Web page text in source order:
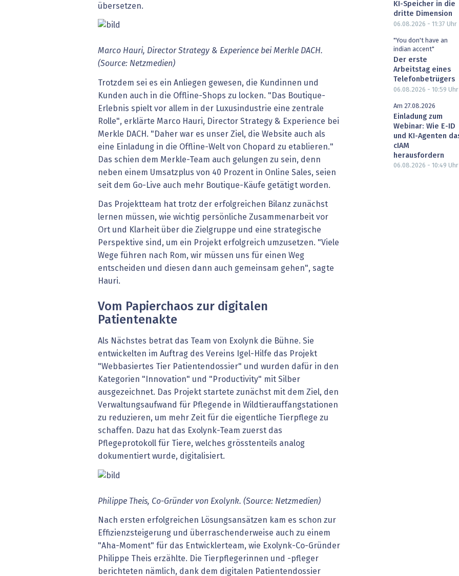
übersetzen.
Marco Hauri, Director Strategy & Experience bei Merkle DACH.
(Source: Netzmedien)
Trotzdem sei es ein Anliegen gewesen, die Kundinnen und
Kunden auch in die Offline-Shops zu locken. "Das Boutique-
Erlebnis spielt vor allem in der Luxusindustrie eine zentrale
Rolle", erklärte Marco Hauri, Director Strategy & Experience bei
Merkle DACH. "Daher war es unser Ziel, die Website auch als
eine Einladung in die Offline-Welt von Chopard zu etablieren."
Das schien dem Merkle-Team auch gelungen zu sein, denn
neben einem Umsatzplus von 40 Prozent in Online Sales, seien
seit dem Go-Live auch mehr Boutique-Käufe getätigt worden.
Das Projektteam hat trotz der erfolgreichen Bilanz zunächst
lernen müssen, wie wichtig persönliche Zusammenarbeit vor
Ort und Klarheit über die Zielgruppe und eine strategische
Perspektive sind, um ein Projekt erfolgreich umzusetzen. "Viele
Wege führen nach Rom, wir müssen uns für einen Weg
entscheiden und diesen dann auch gemeinsam gehen", sagte
Hauri.
Vom Papierchaos zur digitalen
Patientenakte
Als Nächstes betrat das Team von Exolynk die Bühne. Sie
entwickelten im Auftrag des Vereins Igel-Hilfe das Projekt
"Webbasiertes Tier Patientendossier" und wurden dafür in den
Kategorien "Innovation" und "Productivity" mit Silber
ausgezeichnet. Das Projekt startete zunächst mit dem Ziel, den
Verwaltungsaufwand für Pflegende in Wildtierauffangstationen
zu reduzieren, um mehr Zeit für die eigentliche Tierpflege zu
schaffen. Dazu hat das Exolynk-Team zuerst das
Pflegeprotokoll für Tiere, welches grösstenteils analog
dokumentiert wurde, digitalisiert.
Philippe Theis, Co-Gründer von Exolynk. (Source: Netzmedien)
Nach ersten erfolgreichen Lösungsansätzen kam es schon zur
Effizienzsteigerung und überraschenderweise auch zu einem
"Aha-Moment" für das Entwicklerteam, wie Exolynk-Co-Gründer
Philippe Theis erzählte. Die Tierpflegerinnen und -pfleger
berichteten nämlich, dank dem digitalen Patientendossier
KI-Speicher in die
dritte Dimension
06.08.2026 - 11:37 Uhr
"You don't have an
indian accent"
Der erste
Arbeitstag eines
Telefonbetrügers
06.08.2026 - 10:59 Uhr
Am 27.08.2026
Einladung zum
Webinar: Wie E-ID
und KI-Agenten
cIAM
herausfordern
06.08.2026 - 10:49 Uhr